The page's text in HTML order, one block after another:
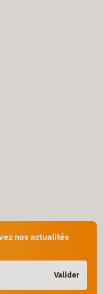
nos actualités
Valider